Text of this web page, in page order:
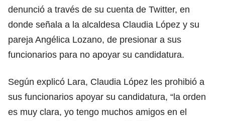
denunció a través de su cuenta de Twitter, en
donde señala a la alcaldesa Claudia López y su
pareja Angélica Lozano, de presionar a sus
funcionarios para no apoyar su candidatura.
Según explicó Lara, Claudia López les prohibió a
sus funcionarios apoyar su candidatura, “la orden
es muy clara, yo tengo muchos amigos en el